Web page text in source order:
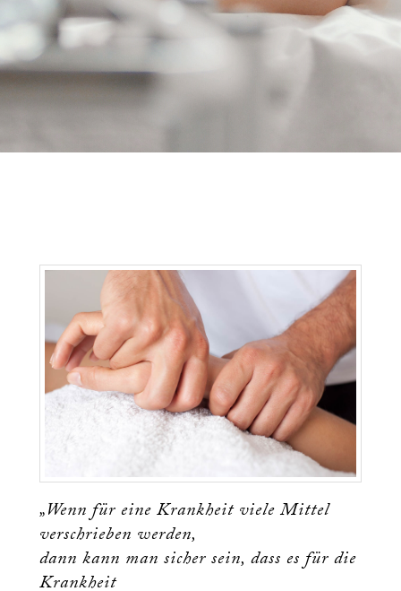
„Wenn für eine Krankheit viele Mittel
verschrieben werden,
dann kann man sicher sein, dass es für die